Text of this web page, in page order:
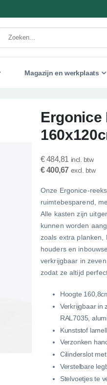
Magazijn en werkplaats
Ergonice
€ 484,81
€ 400,67
Onze Ergonice-
ruimtebesparend,
Alle kasten zijn
kunnen worden
zoals extra planken,
houders en
verkrijgbaar in
zodat ze altijd
Hoogte
Verkrijgbaar in
RAL7035,
Kunststof
Verzonken
Cilinderslot
Verstelbare
Stelvoetjes te